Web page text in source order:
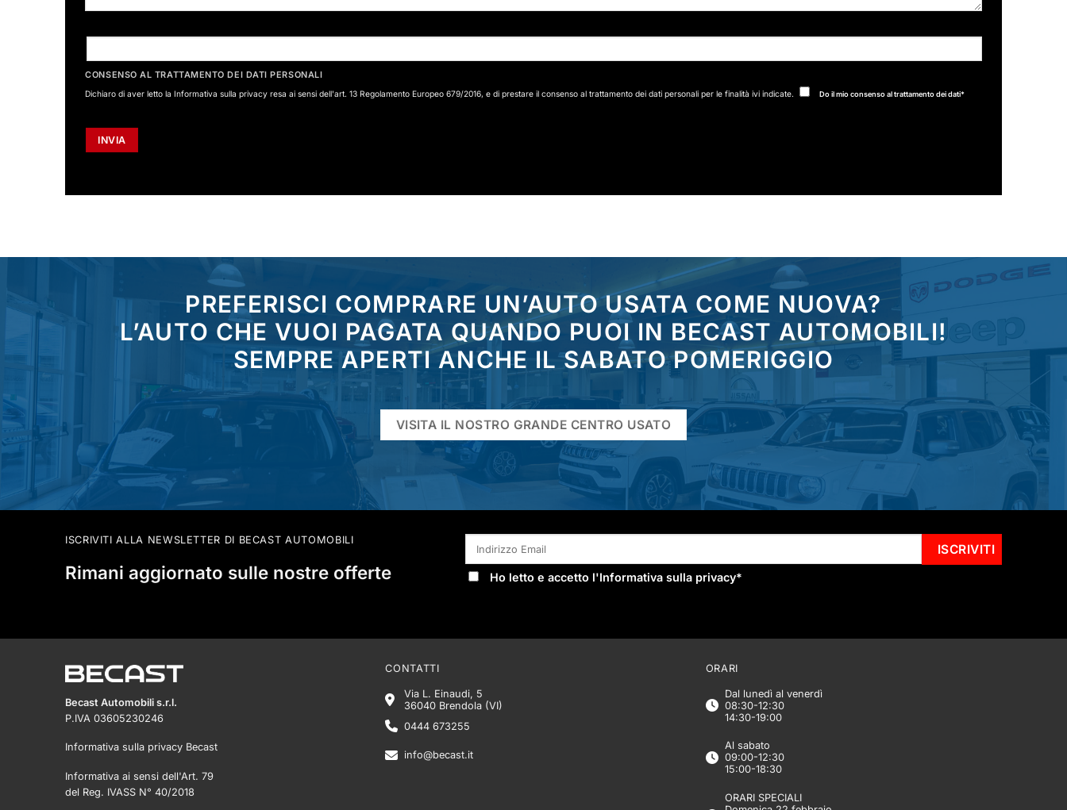
CONSENSO AL TRATTAMENTO DEI DATI PERSONALI
Dichiaro di aver letto la Informativa sulla privacy resa ai sensi dell'art. 13 Regolamento Europeo 679/2016, e di prestare il consenso al trattamento dei dati personali per le finalità ivi indicate. Do il mio consenso al trattamento dei dati*
PREFERISCI COMPRARE UN’AUTO USATA COME NUOVA?
L’AUTO CHE VUOI PAGATA QUANDO PUOI IN BECAST AUTOMOBILI!
SEMPRE APERTI ANCHE IL SABATO POMERIGGIO
VISITA IL NOSTRO GRANDE CENTRO USATO
ISCRIVITI ALLA NEWSLETTER DI BECAST AUTOMOBILI
Rimani aggiornato sulle nostre offerte Ho letto e accetto l'Informativa sulla privacy*
Becast Automobili s.r.l.
P.IVA 03605230246
Informativa sulla privacy Becast
Informativa ai sensi dell'Art. 79
del Reg. IVASS N° 40/2018
CONTATTI
Via L. Einaudi, 5
36040 Brendola (VI)
0444 673255
info@becast.it
ORARI
Dal lunedì al venerdì
08:30-12:30
14:30-19:00
Al sabato
09:00-12:30
15:00-18:30
ORARI SPECIALI